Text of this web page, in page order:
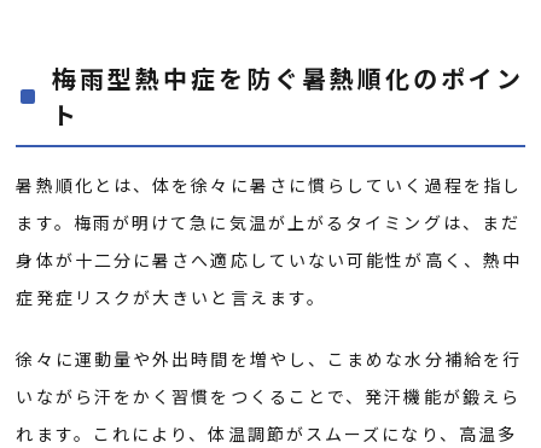
梅雨型熱中症を防ぐ暑熱順化のポイン
ト
暑熱順化とは、体を徐々に暑さに慣らしていく過程を指し
ます。梅雨が明けて急に気温が上がるタイミングは、まだ
身体が十二分に暑さへ適応していない可能性が高く、熱中
症発症リスクが大きいと言えます。
徐々に運動量や外出時間を増やし、こまめな水分補給を行
いながら汗をかく習慣をつくることで、発汗機能が鍛えら
れます。これにより、体温調節がスムーズになり、高温多